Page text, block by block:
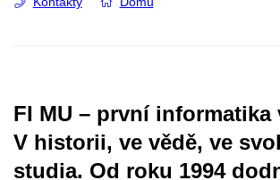
FI MU – první informatika
V historii, ve vědě, ve
studia. Od roku 1994